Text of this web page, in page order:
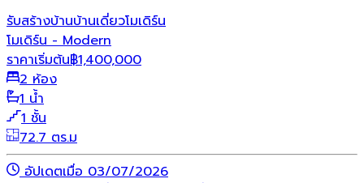
รับสร้างบ้านบ้านเดี่ยวโมเดิร์น
โมเดิร์น - Modern
ราคาเริ่มต้น฿1,400,000
2 ห้อง
1 น้ำ
1 ชั้น
72.7 ตร.ม
อัปเดตเมื่อ 03/07/2026